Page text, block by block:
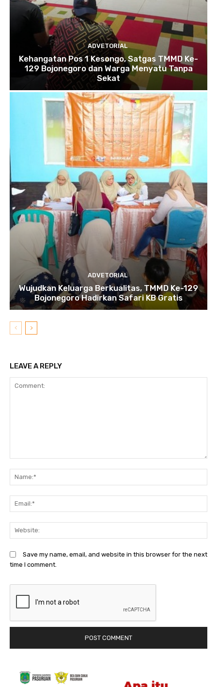
ADVETORIAL
Kehangatan Pos 1 Kesongo, Satgas TMMD Ke-
129 Bojonegoro dan Warga Menyatu Tanpa
Sekat
ADVETORIAL
Wujudkan Keluarga Berkualitas, TMMD Ke-129
Bojonegoro Hadirkan Safari KB Gratis
LEAVE A REPLY
Save my name, email, and website in this browser for the next
time I comment.